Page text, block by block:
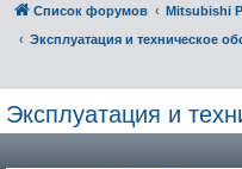
Список форумов
Mitsubishi
Эксплуатация и техническое
Эксплуатация и